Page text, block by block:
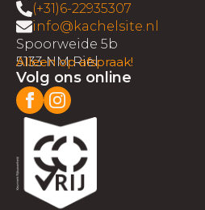
(+31)6-22935307
info@kachelsite.nl
Spoorweide 5b
5133 NM Riel
Alleen op afspraak!
Volg ons online